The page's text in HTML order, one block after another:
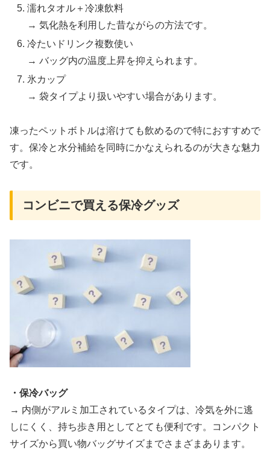
濡れタオル＋冷凍飲料
→ 気化熱を利用した昔ながらの方法です。
冷たいドリンク複数使い
→ バッグ内の温度上昇を抑えられます。
氷カップ
→ 袋タイプより扱いやすい場合があります。
凍ったペットボトルは溶けても飲めるので特におすすめで
す。保冷と水分補給を同時にかなえられるのが大きな魅力
です。
コンビニで買える保冷グッズ
・保冷バッグ
→ 内側がアルミ加工されているタイプは、冷気を外に逃
しにくく、持ち歩き用としてとても便利です。コンパクト
サイズから買い物バッグサイズまでさまざまあります。